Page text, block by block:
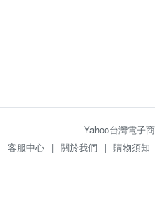
Yahoo台灣電子
客服中心 | 關於我們 | 購物須知